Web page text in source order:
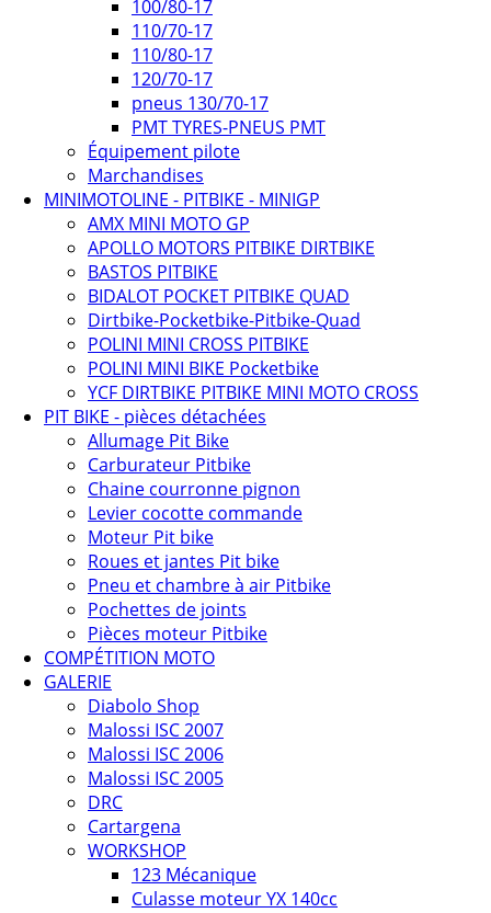
100/80-17
110/70-17
110/80-17
120/70-17
pneus 130/70-17
PMT TYRES-PNEUS PMT
Équipement pilote
Marchandises
MINIMOTOLINE - PITBIKE - MINIGP
AMX MINI MOTO GP
APOLLO MOTORS PITBIKE DIRTBIKE
BASTOS PITBIKE
BIDALOT POCKET PITBIKE QUAD
Dirtbike-Pocketbike-Pitbike-Quad
POLINI MINI CROSS PITBIKE
POLINI MINI BIKE Pocketbike
YCF DIRTBIKE PITBIKE MINI MOTO CROSS
PIT BIKE - pièces détachées
Allumage Pit Bike
Carburateur Pitbike
Chaine courronne pignon
Levier cocotte commande
Moteur Pit bike
Roues et jantes Pit bike
Pneu et chambre à air Pitbike
Pochettes de joints
Pièces moteur Pitbike
COMPÉTITION MOTO
GALERIE
Diabolo Shop
Malossi ISC 2007
Malossi ISC 2006
Malossi ISC 2005
DRC
Cartargena
WORKSHOP
123 Mécanique
Culasse moteur YX 140cc